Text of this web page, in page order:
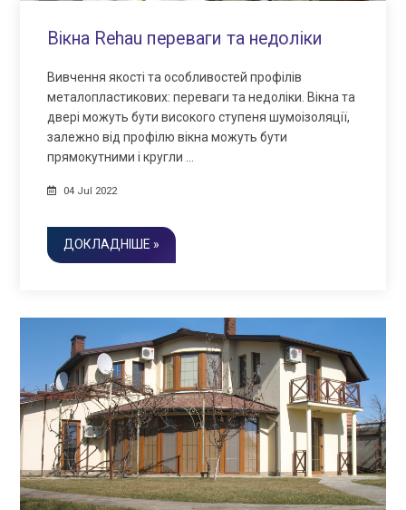
Вікна Rehau переваги та недоліки
Вивчення якості та особливостей профілів
металопластикових: переваги та недоліки. Вікна та
двері можуть бути високого ступеня шумоізоляції,
залежно від профілю вікна можуть бути
прямокутними і кругли …
04 Jul 2022
ДОКЛАДНІШЕ »